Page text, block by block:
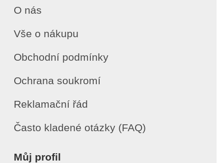
O nás
Vše o nákupu
Obchodní podmínky
Ochrana soukromí
Reklamační řád
Často kladené otázky (FAQ)
Můj profil